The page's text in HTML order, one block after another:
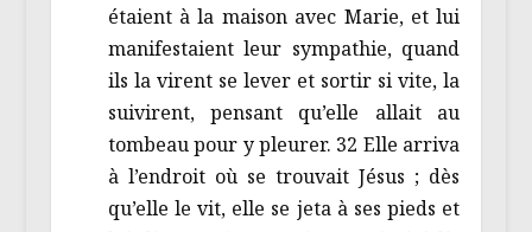
étaient à la maison avec Marie, et lui
manifestaient leur sympathie, quand
ils la virent se lever et sortir si vite, la
suivirent, pensant qu’elle allait au
tombeau pour y pleurer. 32 Elle arriva
à l’endroit où se trouvait Jésus ; dès
qu’elle le vit, elle se jeta à ses pieds et